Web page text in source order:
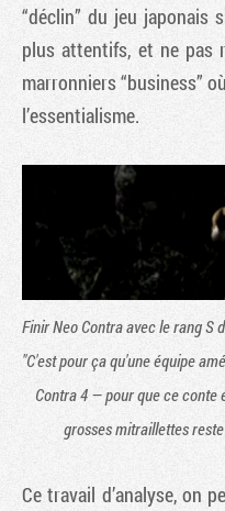
“déclin” du jeu japonais
plus attentifs, et ne pas
marronniers “business”
l’essentialisme.
Finir Neo Contra avec le rang S
"C'est pour ça qu'une équipe
Contra 4 — pour que ce conte
grosses mitraillettes
Ce travail d’analyse, on